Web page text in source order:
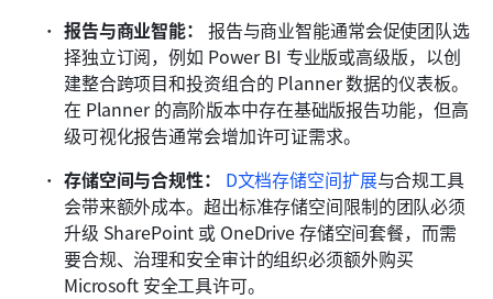
报告与商业智能： 报告与商业智能通常会促使团队选
择独立订阅，例如 Power BI 专业版或高级版，以创
建整合跨项目和投资组合的 Planner 数据的仪表板。
在 Planner 的高阶版本中存在基础版报告功能，但高
级可视化报告通常会增加许可证需求。
存储空间与合规性：
D文档存储空间扩展与合规工具
会带来额外成本。超出标准存储空间限制的团队必须
升级 SharePoint 或 OneDrive 存储空间套餐，而需
要合规、治理和安全审计的组织必须额外购买
Microsoft 安全工具许可。